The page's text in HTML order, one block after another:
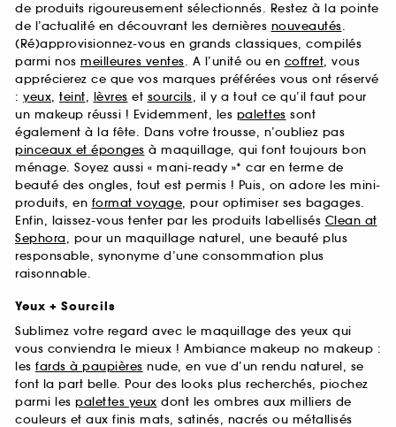
de produits rigoureusement sélectionnés. Restez à la pointe
de l’actualité en découvrant les dernières nouveautés.
(Ré)approvisionnez-vous en grands classiques, compilés
parmi nos meilleures ventes. A l’unité ou en coffret, vous
apprécierez ce que vos marques préférées vous ont réservé
: yeux, teint, lèvres et sourcils, il y a tout ce qu’il faut pour
un makeup réussi ! Evidemment, les palettes sont
également à la fête. Dans votre trousse, n’oubliez pas
pinceaux et éponges à maquillage, qui font toujours bon
ménage. Soyez aussi « mani-ready »* car en terme de
beauté des ongles, tout est permis ! Puis, on adore les mini-
produits, en format voyage, pour optimiser ses bagages.
Enfin, laissez-vous tenter par les produits labellisés Clean at
Sephora, pour un maquillage naturel, une beauté plus
responsable, synonyme d’une consommation plus
raisonnable.
Yeux + Sourcils
Sublimez votre regard avec le maquillage des yeux qui
vous conviendra le mieux ! Ambiance makeup no makeup :
les fards à paupières nude, en vue d’un rendu naturel, se
font la part belle. Pour des looks plus recherchés, piochez
parmi les palettes yeux dont les ombres aux milliers de
couleurs et aux finis mats, satinés, nacrés ou métallisés